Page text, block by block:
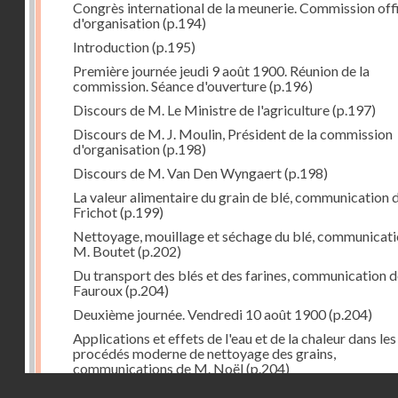
Congrès international de la meunerie. Commission
d'organisation(p.194)
Introduction(p.195)
Première journée jeudi 9 août 1900. Réunion de la
commission. Séance d'ouverture(p.196)
Discours de M. Le Ministre de l'agriculture(p.197)
Discours de M. J. Moulin, Président de la commission
d'organisation(p.198)
Discours de M. Van Den Wyngaert(p.198)
La valeur alimentaire du grain de blé, communication
Frichot(p.199)
Nettoyage, mouillage et séchage du blé,
M. Boutet(p.202)
Du transport des blés et des farines, communication
Fauroux(p.204)
Deuxième journée. Vendredi 10 août 1900(p.204)
Applications et effets de l'eau et de la chaleur dans les
procédés moderne de nettoyage des grains,
communications de M. Noël(p.204)